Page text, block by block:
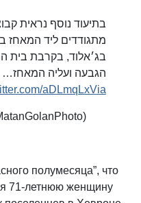
בג׳אלוד, בקרבת בית
הגבעה ועליה המאחז…
aDLmqLxVia
полумесяца”, что
71-летнюю женщину